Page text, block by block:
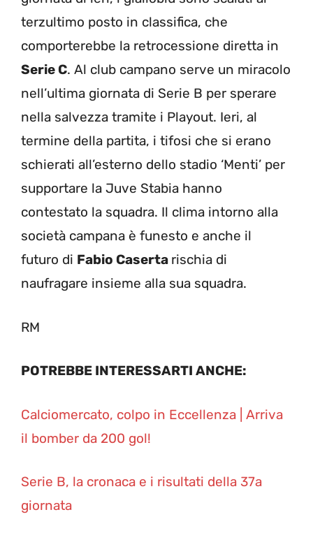
terzultimo posto in classifica, che
comporterebbe la retrocessione diretta in
Serie C. Al club campano serve un miracolo
nell’ultima giornata di Serie B per sperare
nella salvezza tramite i Playout. Ieri, al
termine della partita, i tifosi che si erano
schierati all’esterno dello stadio ‘Menti’ per
supportare la Juve Stabia hanno
contestato la squadra. Il clima intorno alla
società campana è funesto e anche il
futuro di Fabio Caserta rischia di
naufragare insieme alla sua squadra.
RM
POTREBBE INTERESSARTI ANCHE:
Calciomercato, colpo in Eccellenza | Arriva
il bomber da 200 gol!
Serie B, la cronaca e i risultati della 37a
giornata